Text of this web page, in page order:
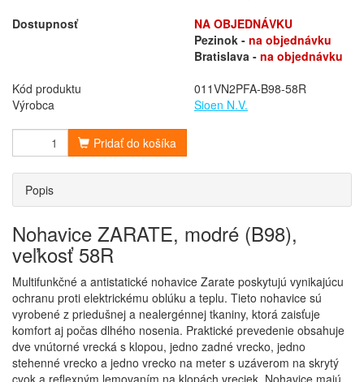
Dostupnosť
NA OBJEDNÁVKU
Pezinok - na objednávku
Bratislava - na objednávku
Kód produktu
011VN2PFA-B98-58R
Výrobca
Sioen N.V.
Pridať do košíka
Popis
Nohavice ZARATE, modré (B98),
veľkosť 58R
Multifunkčné a antistatické nohavice Zarate poskytujú vynikajúcu
ochranu proti elektrickému oblúku a teplu. Tieto nohavice sú
vyrobené z priedušnej a nealergénnej tkaniny, ktorá zaisťuje
komfort aj počas dlhého nosenia. Praktické prevedenie obsahuje
dve vnútorné vrecká s klopou, jedno zadné vrecko, jedno
stehenné vrecko a jedno vrecko na meter s uzáverom na skrytý
cvok a reflexným lemovaním na klopách vreciek. Nohavice majú